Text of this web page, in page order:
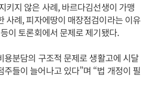
키지 않은 사례, 바르다김선생이 가맹
사례, 피자에땅이 매장점검이라는 이유
이 토론회에서 문제로 제기됐다.
분담의 구조적 문제로 생활고에 시달
들이 늘어나고 있다”며 “법 개정이 필